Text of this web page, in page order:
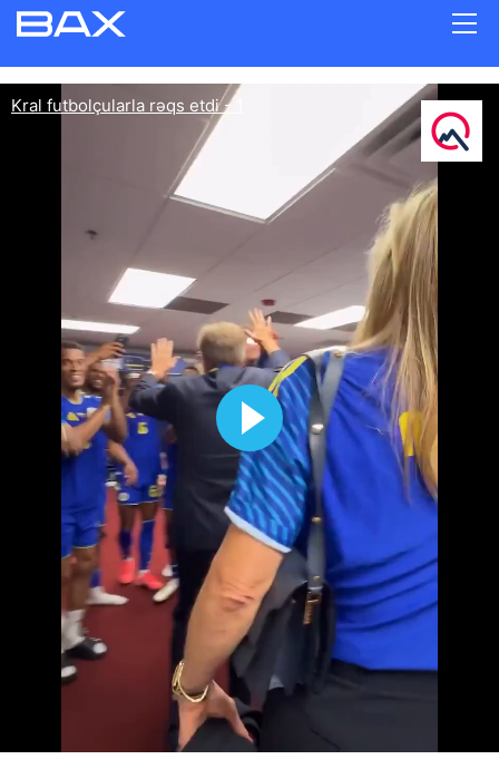
Kral futbolçularla rəqs etdi - 1
21.06.2026
QAFQAZINFO.AZ